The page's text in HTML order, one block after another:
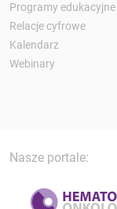
Programy edukacyjne
Relacje cyfrowe
Kalendarz
Webinary
Nasze portale: